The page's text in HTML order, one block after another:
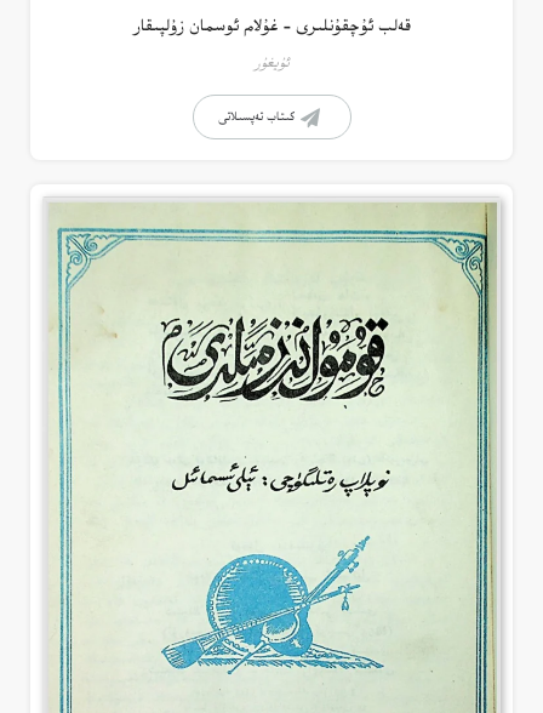
قەلب ئۇچقۇنلىرى – غۇلام ئوسمان زۇلپىقار
ئۇيغۇر
كىتاب تەپسىلاتى